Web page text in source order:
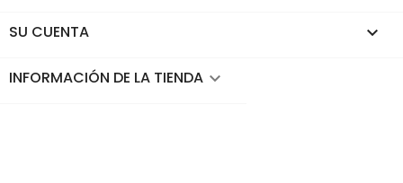
SU CUENTA 
INFORMACIÓN DE LA TIENDA keyboard_arrow_down